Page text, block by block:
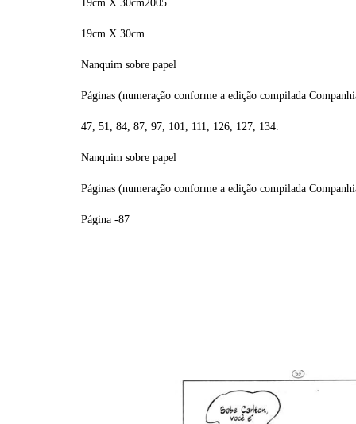
19cm X 30cm2005
19cm X 30cm
Nanquim sobre papel
Páginas (numeração conforme a edição compilada
47, 51, 84, 87, 97, 101, 111, 126, 127, 134.
Nanquim sobre papel
Páginas (numeração conforme a edição compilada
Página -87